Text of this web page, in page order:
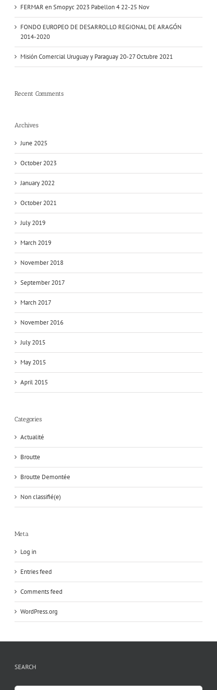
FERMAR en Smopyc 2023 Pabellon 4 22-25 Nov
FONDO EUROPEO DE DESARROLLO REGIONAL DE ARAGÓN
2014-2020
Misión Comercial Uruguay y Paraguay 20-27 Octubre 2021
Recent Comments
Archives
June 2025
October 2023
January 2022
October 2021
July 2019
March 2019
November 2018
September 2017
March 2017
November 2016
July 2015
May 2015
April 2015
Categories
Actualité
Broutte
Broutte Demontée
Non classifié(e)
Meta
Log in
Entries feed
Comments feed
WordPress.org
SEARCH